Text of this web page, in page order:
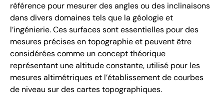
référence pour mesurer des angles ou des inclinaisons
dans divers domaines tels que la géologie et
l’ingénierie. Ces surfaces sont essentielles pour des
mesures précises en topographie et peuvent être
considérées comme un concept théorique
représentant une altitude constante, utilisé pour les
mesures altimétriques et l’établissement de courbes
de niveau sur des cartes topographiques.